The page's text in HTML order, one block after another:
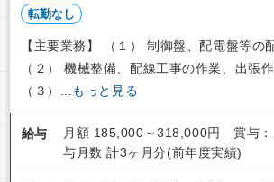
転勤なし
【主要業務】 （１） 制御盤、配電盤等の
（２） 機械整備、配線工事の作業、出張
（３）...
もっと見る
給与
月額 185,000～318,000円 賞
与月数 計3ヶ月分(前年度実績)